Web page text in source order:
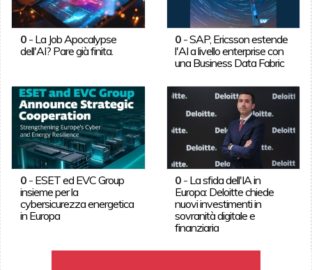
0- La Job Apocalypse
dell'AI? Pare già finita.
0 -SAP, Ericsson estende
l'AI a livello enterprise con
una Business Data Fabric
0- ESET ed EVC Group
insieme per la
cybersicurezza energetica
in Europa
0 - La sfida dell'IA in
Europa: Deloitte chiede
nuovi investimenti in
sovranità digitale e
finanziaria